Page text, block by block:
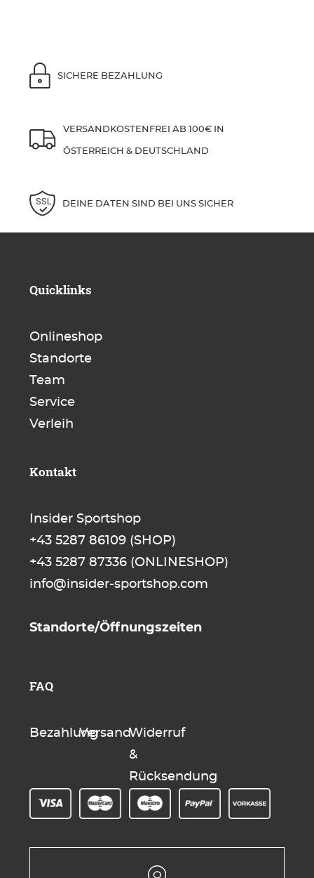
SICHERE BEZAHLUNG
VERSANDKOSTENFREI AB 100€ IN
ÖSTERREICH & DEUTSCHLAND
DEINE DATEN SIND BEI UNS SICHER
Quicklinks
Onlineshop
Standorte
Team
Service
Verleih
Kontakt
Insider Sportshop
+43 5287 86109 (SHOP)
+43 5287 87336 (ONLINESHOP)
info@insider-sportshop.com
Standorte/Öffnungszeiten
FAQ
BezahlungVersandWiderruf
&
Rücksendung